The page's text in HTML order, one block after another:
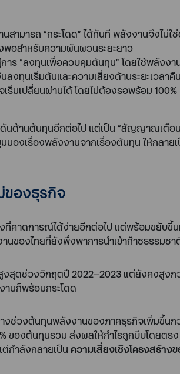
ามารถ “กระโดด” ได้ทันที พลังงานจึงไม่
พอสำหรับความผันผวนระยะยาว
าร “ลงทุนเพื่อควบคุมต้นทุน” โดยใช้พลังง
งทุนเริ่มต้นและความเสี่ยงด้านระยะเวลาคื
ริ่มเปลี่ยนผ่านได้ โดยไม่ต้องรอพร้อม 100%
ด้านต้นทุนอีกต่อไป แต่เป็น “สัญญาณเตือน
องเรื่องพลังงานจากเรื่องต้นทุน ให้กลา
ของธุรกิจ
คาดการณ์ได้ง่ายอีกต่อไป แต่พร้อมขยับขึ้น
ของไทยที่ยังพึ่งพาการนำเข้าก๊าซธรรมชา
สุดช่วงวิกฤตปี 2022–2023 แต่ยังคงสูง
นก็พร้อมกระโดด
งช่วงต้นทุนพลังงานของภาคธุรกิจเพิ่มขึ้น
ของต้นทุนรวม ส่งผลให้กำไรถูกบีบโดยต
ต่กำลังกลายเป็น ความเสี่ยงเชิงโครงสร้าง